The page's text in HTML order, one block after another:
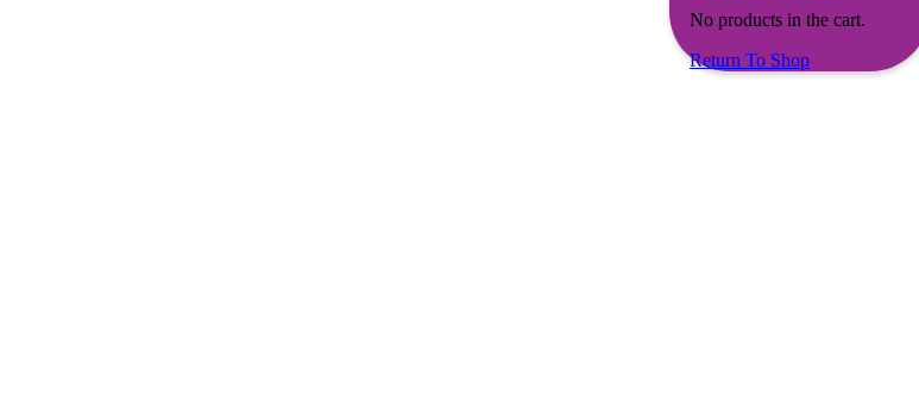
No products in the cart.
Return To Shop